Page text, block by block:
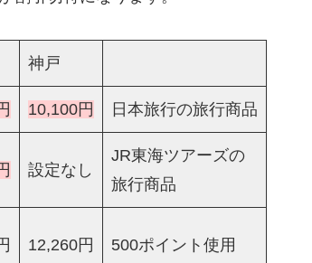
神戸
10,100円 日本旅行の旅行商品
設定なし
JR東海ツアーズの
旅行商品
12,260円 500ポイント使用